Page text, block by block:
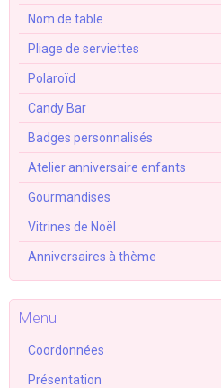
Nom de table
Pliage de serviettes
Polaroïd
Candy Bar
Badges personnalisés
Atelier anniversaire enfants
Gourmandises
Vitrines de Noël
Anniversaires à thème
Menu
Coordonnées
Présentation